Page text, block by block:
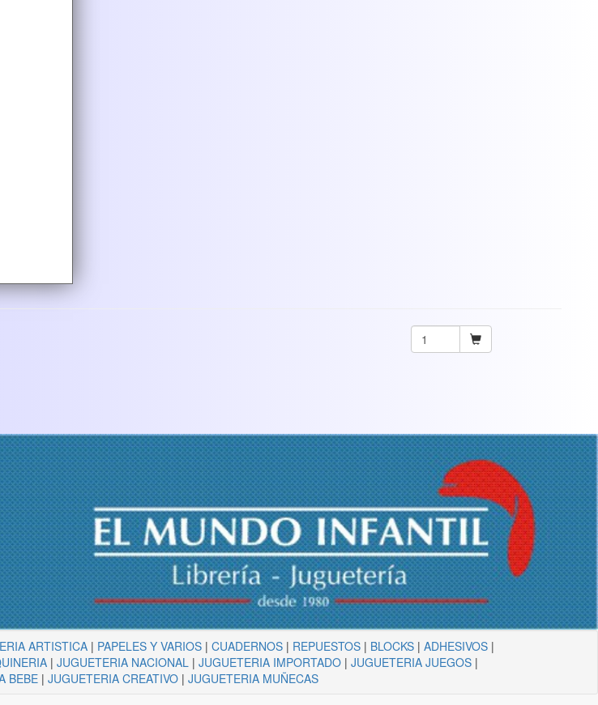
ARTISTICA | PAPELES Y VARIOS |CUADERNOS | REPUESTOS | BLOCKS |ADHESIVOS |
| JUGUETERIA NACIONAL | JUGUETERIA IMPORTADO| JUGUETERIA JUEGOS|
BEBE| JUGUETERIA CREATIVO| JUGUETERIA MUÑECAS